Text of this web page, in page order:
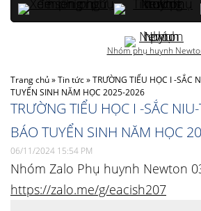
Trang chủ»Tin tức»TRƯỜNG TIỂU HỌC I -SẮC
TUYỂN SINH NĂM HỌC 2025-2026
TRƯỜNG TIỂU HỌC I -SẮC
BÁO TUYỂN SINH NĂM HỌC
06/11/2024 15:54 PM
Nhóm Zalo Phụ huynh Newton
https://zalo.me/g/eacish207
Nhóm phụ huynh